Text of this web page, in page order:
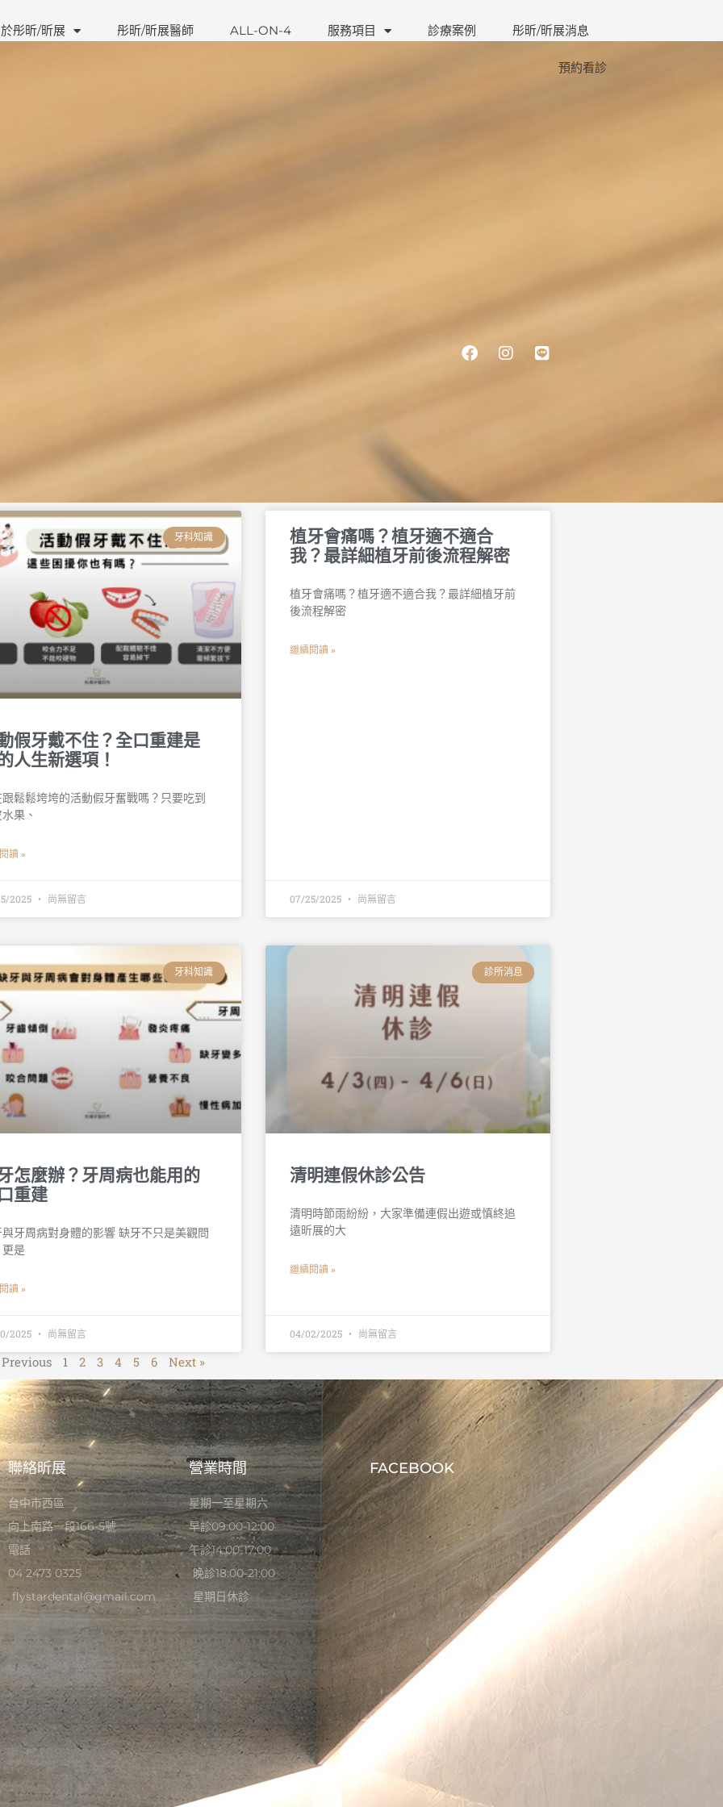
彤昕/昕展 彤昕/昕展醫師 ALL-ON-4 服務項目 診療案例 彤昕/昕展消息
預約看診
Facebook
Instagram
Line
牙科知識
假牙戴不住？全口重建是
人生新選項！
鬆鬆垮垮的活動假牙奮戰嗎？只要吃到
果、
讀 »
2025 尚無留言
植牙會痛嗎？植牙適不適合
我？最詳細植牙前後流程解密
植牙會痛嗎？植牙適不適合我？最詳細植牙前
後流程解密
繼續閱讀 »
07/25/2025 尚無留言
牙科知識
怎麼辦？牙周病也能用的
重建
牙周病對身體的影響 缺牙不只是美觀問
是
讀 »
2025 尚無留言
診所消息
清明連假休診公告
清明時節雨紛紛，大家準備連假出遊或慎終追
遠昕展的大
繼續閱讀 »
04/02/2025 尚無留言
Previous
頁
面
1
頁
面
2
頁
面
3
頁
面
4
頁
面
5
頁
面
6 Next »
聯絡昕展
台中市西區
向上南路一段166-5號
電話
04 2473 0325
flystardental@gmail.com
營業時間
星期一至星期六
早診09:00-12:00
午診14:00-17:00
晚診18:00-21:00
星期日休診
FACEBOOK